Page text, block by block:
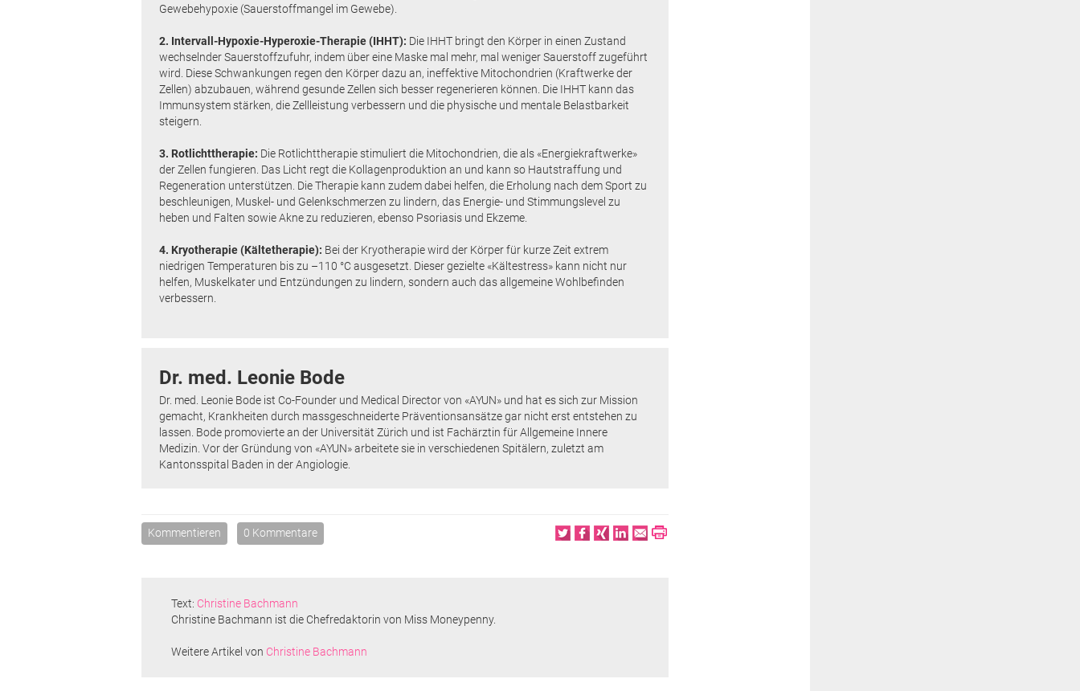
Gewebehypoxie (Sauerstoffmangel im Gewebe).
2. Intervall-Hypoxie-Hyperoxie-Therapie (IHHT): Die IHHT bringt den Körper in einen Zustand
wechselnder Sauerstoffzufuhr, indem über eine Maske mal mehr, mal weniger Sauerstoff zugeführt
wird. Diese Schwankungen regen den Körper dazu an, ineffektive Mitochondrien (Kraftwerke der
Zellen) abzubauen, während gesunde Zellen sich besser regenerieren können. Die IHHT kann das
Immunsystem stärken, die Zell­leistung verbessern und die physische und mentale Belastbarkeit
steigern.
3. Rotlichttherapie: Die Rotlichttherapie stimuliert die Mitochondrien, die als «Energiekraftwerke»
der Zellen fungieren. Das Licht regt die Kollagenproduktion an und kann so Hautstraffung und
Regeneration unterstützen. Die Therapie kann zudem dabei helfen, die Erholung nach dem Sport zu
beschleunigen, Muskel- und Gelenkschmerzen zu lindern, das Energie- und Stimmungslevel zu
heben und Falten sowie Akne zu reduzieren, ebenso Psoriasis und Ekzeme.
4. Kryotherapie (Kältetherapie): Bei der Kryotherapie wird der Körper für kurze Zeit extrem
niedrigen Temperaturen bis zu –110 °C ausgesetzt. Dieser gezielte «Kältestress» kann nicht nur
helfen, Muskelkater und Entzündungen zu lindern, sondern auch das allgemeine Wohlbefinden
verbessern.
Dr. med. Leonie Bode
Dr. med. Leonie Bode ist Co-Founder und Medical Director von «AYUN» und hat es sich zur Mission
gemacht, Krankheiten durch massgeschneiderte Präventionsansätze gar nicht erst entstehen zu
lassen. Bode promovierte an der Universität Zürich und ist Fachärztin für Allgemeine Innere
Medizin. Vor der Gründung von «AYUN» arbeitete sie in verschiedenen Spitälern, zuletzt am
Kantonsspital Baden in der Angiologie.
Kommentieren 0 Kommentare Twitter
Facebook
XING
LinkedIn
Email
Print
Text: Christine Bachmann
Christine Bachmann ist die Chefredaktorin von Miss Moneypenny.
Weitere Artikel von Christine Bachmann